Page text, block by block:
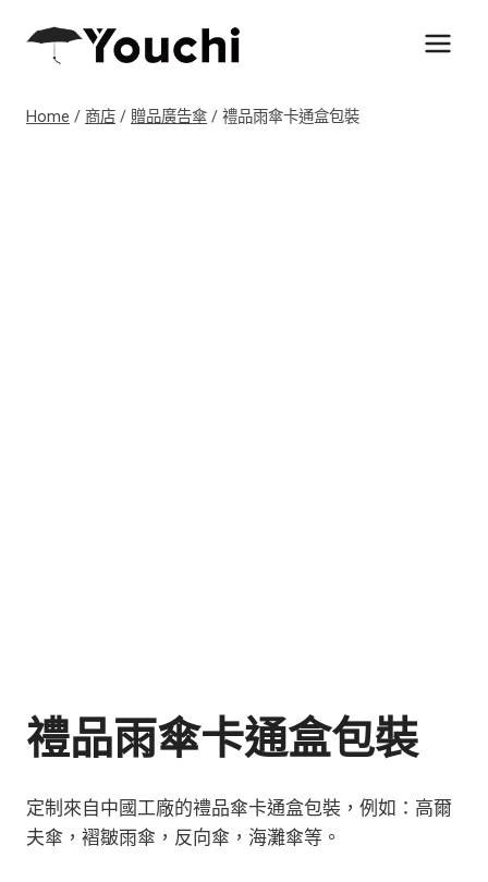
Home / 商店 / 贈品廣告傘 / 禮品雨傘卡通盒包裝
禮品雨傘卡通盒包裝
定制來自中國工廠的禮品傘卡通盒包裝，例如：高爾
夫傘，褶皺雨傘，反向傘，海灘傘等。